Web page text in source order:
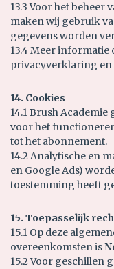
13.3 Voor het
maken wij gebruik
gegevens worden
13.4 Meer informatie
privacyverklaring
14. Cookies
14.1 Brush
voor het
tot het abonnement.
14.2 Analytische en
en Google Ads)
toestemming heeft
15. Toepasselijk
15.1 Op deze
overeenkomsten is
15.2 Voor geschillen